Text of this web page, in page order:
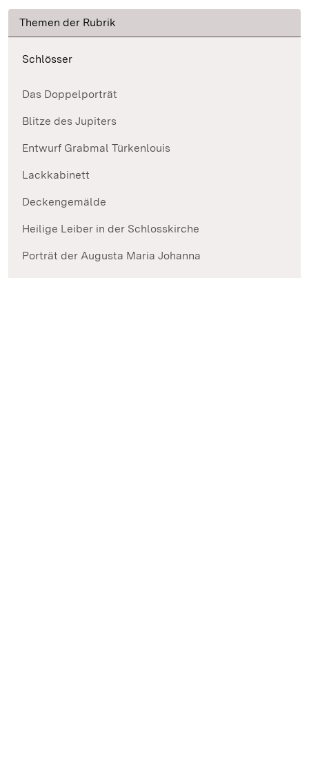
Themen der Rubrik
Schlösser
Das Doppelporträt
Blitze des Jupiters
Entwurf Grabmal Türkenlouis
Lackkabinett
Deckengemälde
Heilige Leiber in der Schlosskirche
Porträt der Augusta Maria Johanna